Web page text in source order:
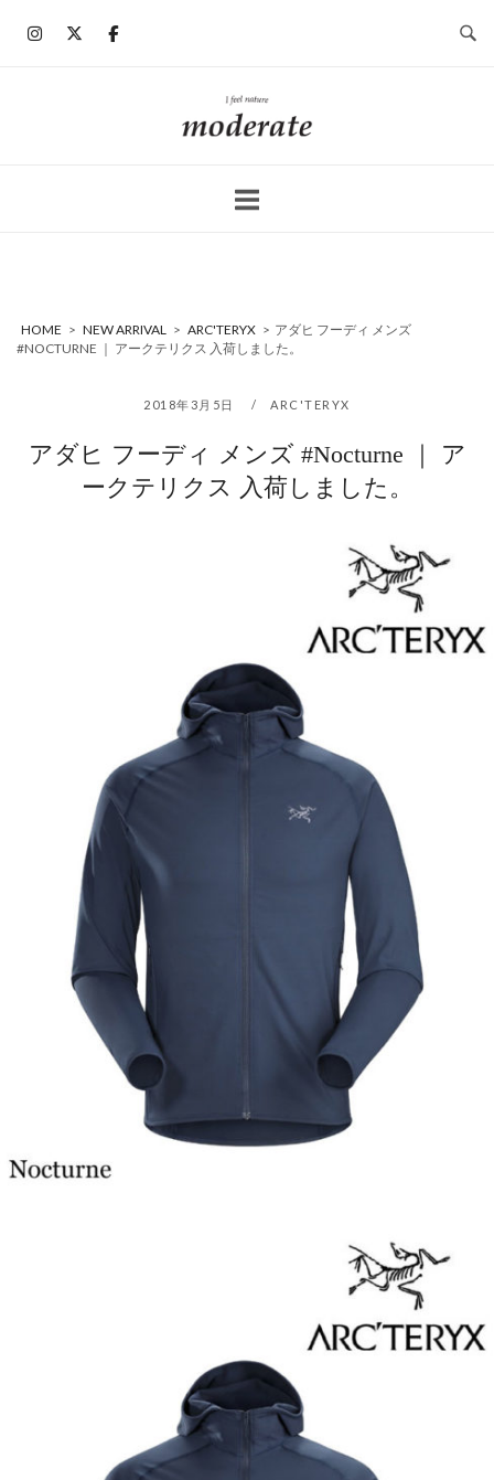
ホ
ー
HOME > NEW ARRIVAL > ARC'TERYX > アダヒ フーディ メンズ
#NOCTURNE ｜ アークテリクス 入荷しました。
2018年3月5日 ARC'TERYX
アダヒ フーディ メンズ #Nocturne ｜ ア
ークテリクス 入荷しました。